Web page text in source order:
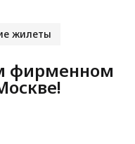
жилеты
фирменном